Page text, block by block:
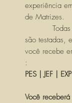
experiência
de Matrizes.
Todas as
são testadas,
você recebe
:
PES | JEF |
Você